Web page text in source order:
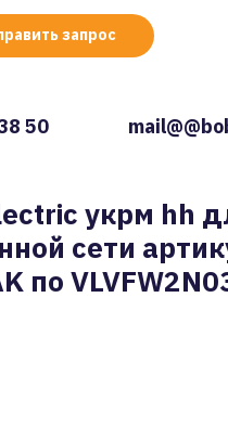
запрос
50
укрм hh
сети
по